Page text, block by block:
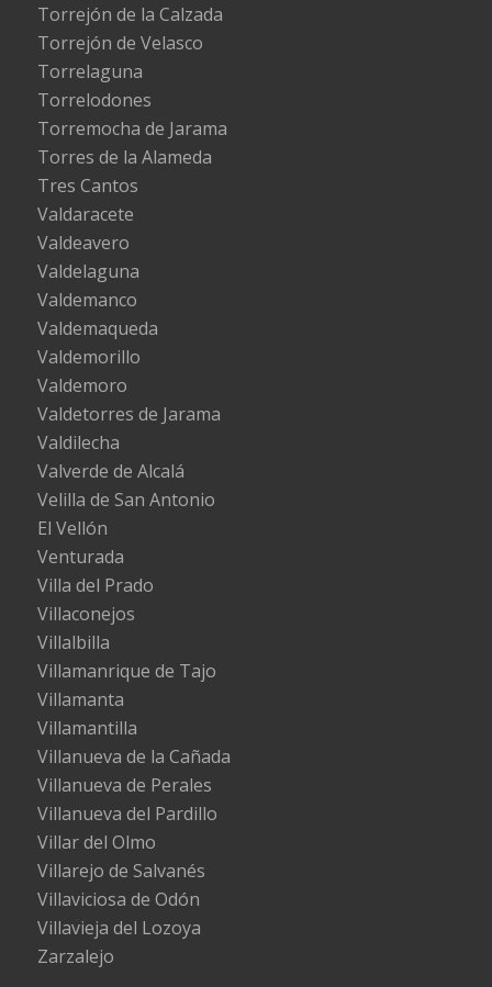
Torrejón de la Calzada
Torrejón de Velasco
Torrelaguna
Torrelodones
Torremocha de Jarama
Torres de la Alameda
Tres Cantos
Valdaracete
Valdeavero
Valdelaguna
Valdemanco
Valdemaqueda
Valdemorillo
Valdemoro
Valdetorres de Jarama
Valdilecha
Valverde de Alcalá
Velilla de San Antonio
El Vellón
Venturada
Villa del Prado
Villaconejos
Villalbilla
Villamanrique de Tajo
Villamanta
Villamantilla
Villanueva de la Cañada
Villanueva de Perales
Villanueva del Pardillo
Villar del Olmo
Villarejo de Salvanés
Villaviciosa de Odón
Villavieja del Lozoya
Zarzalejo